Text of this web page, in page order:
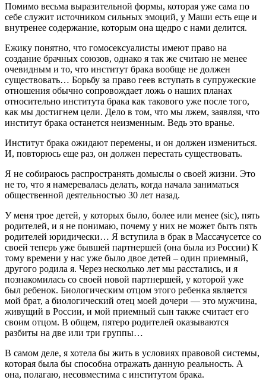
Помимо весьма выразительной формы, которая уже сама по
себе служит источником сильных эмоций, у Маши есть еще и
внутренее содержание, которым она щедро с нами делится.
Ежику понятно, что гомосексуалисты имеют право на
создание брачных союзов, однако я так же считаю не менее
очевидным и то, что институт брака вообще не должен
существовать… Борьбу за право геев вступать в супружеские
отношения обычно сопровождает ложь о наших планах
относительно института брака как такового уже после того,
как мы достигнем цели. Дело в том, что мы лжем, заявляя, что
институт брака останется неизменным. Ведь это вранье.
Институт брака ожидают перемены, и он должен измениться.
И, повторюсь еще раз, он должен перестать существовать.
Я не собираюсь распространять домыслы о своей жизни. Это
не то, что я намеревалась делать, когда начала заниматься
общественной деятельностью 30 лет назад.
У меня трое детей, у которых было, более или менее (sic), пять
родителей, и я не понимаю, почему у них не может быть пять
родителей юридически… Я вступила в брак в Массачусетсе со
своей теперь уже бывшей партнершей (она была из России) К
тому времени у нас уже было двое детей – один приемный,
другого родила я. Через несколько лет мы расстались, и я
познакомилась со своей новой партнершей, у которой уже
был ребенок. Биологическим отцом этого ребенка является
мой брат, а биологический отец моей дочери — это мужчина,
живущий в России, и мой приемный сын также считает его
своим отцом. В общем, пятеро родителей оказываются
разбиты на две или три группы…
В самом деле, я хотела бы жить в условиях правовой системы,
которая была бы способна отражать данную реальность. А
она, полагаю, несовместима с институтом брака.